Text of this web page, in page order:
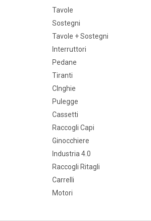
Tavole
Sostegni
Tavole + Sostegni
Interruttori
Pedane
Tiranti
CInghie
Pulegge
Cassetti
Raccogli Capi
Ginocchiere
Industria 4.0
Raccogli Ritagli
Carrelli
Motori